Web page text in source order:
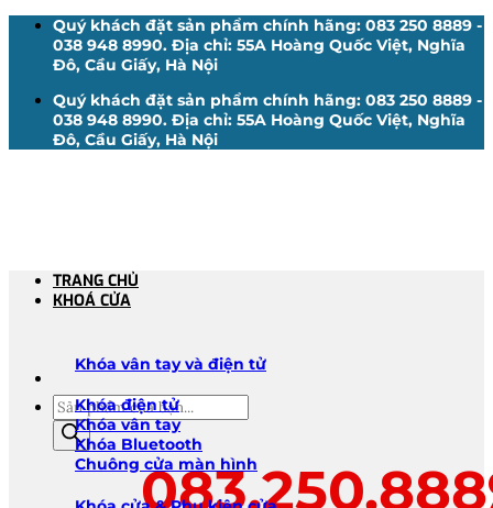
Quý khách đặt sản phẩm chính hãng: 083 250 8889 -
038 948 8990. Địa chỉ: 55A Hoàng Quốc Việt, Nghĩa
Đô, Cầu Giấy, Hà Nội
Quý khách đặt sản phẩm chính hãng: 083 250 8889 -
038 948 8990. Địa chỉ: 55A Hoàng Quốc Việt, Nghĩa
Đô, Cầu Giấy, Hà Nội
Tìm
kiếm
sản
phẩm
TRANG CHỦ
KHOÁ CỬA
Khóa vân tay và điện tử
Khóa điện tử
Khóa vân tay
Khóa Bluetooth
Chuông cửa màn hình